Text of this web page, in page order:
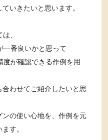
いきたいと思います。
、
一番良いかと思って
度が確認できる作例を用
わせてご紹介したいと思
の使い心地を、作例を元
す。